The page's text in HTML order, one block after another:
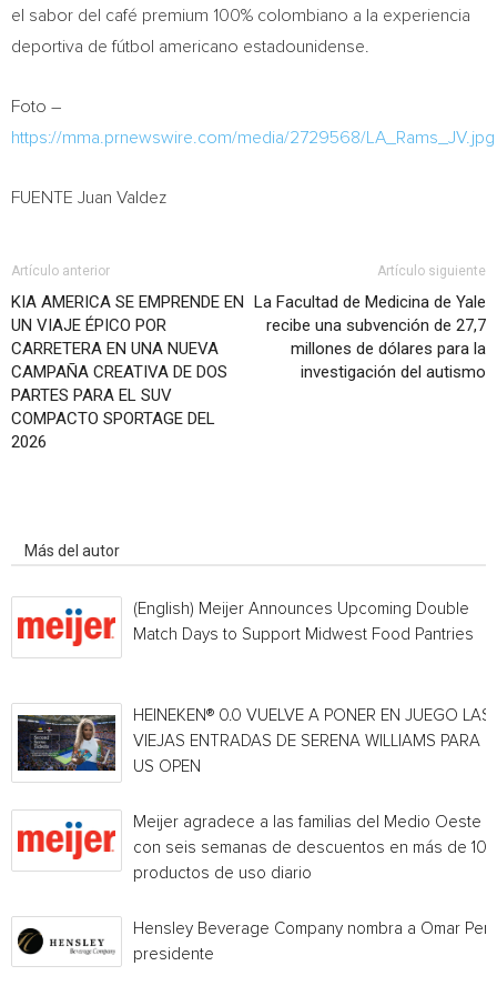
el sabor del café premium 100% colombiano a la experiencia
deportiva de fútbol americano estadounidense.
Foto –
https://mma.prnewswire.com/media/2729568/LA_Rams_JV.jpg
FUENTE Juan Valdez
Artículo anterior
KIA AMERICA SE EMPRENDE EN
UN VIAJE ÉPICO POR
CARRETERA EN UNA NUEVA
CAMPAÑA CREATIVA DE DOS
PARTES PARA EL SUV
COMPACTO SPORTAGE DEL
2026
Artículo siguiente
La Facultad de Medicina de Yale
recibe una subvención de 27,7
millones de dólares para la
investigación del autismo
Más del autor
(English) Meijer Announces Upcoming Double
Match Days to Support Midwest Food Pantries
HEINEKEN® 0.0 VUELVE A PONER EN JUEGO LAS
VIEJAS ENTRADAS DE SERENA WILLIAMS PARA
US OPEN
Meijer agradece a las familias del Medio Oeste
con seis semanas de descuentos en más de
productos de uso diario
Hensley Beverage Company nombra a Omar
presidente